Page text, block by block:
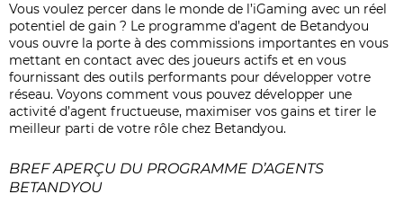
Vous voulez percer dans le monde de l’iGaming avec un réel
potentiel de gain ? Le programme d’agent de Betandyou
vous ouvre la porte à des commissions importantes en vous
mettant en contact avec des joueurs actifs et en vous
fournissant des outils performants pour développer votre
réseau. Voyons comment vous pouvez développer une
activité d’agent fructueuse, maximiser vos gains et tirer le
meilleur parti de votre rôle chez Betandyou.
BREF APERÇU DU PROGRAMME D’AGENTS
BETANDYOU